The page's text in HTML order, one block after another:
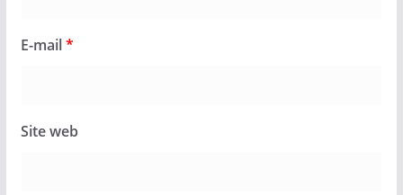
E-mail*
Site web